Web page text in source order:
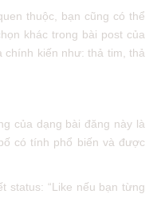
thuộc, bạn cũng có thể
khác trong bài post của
kiến như: thả tim, thả
của dạng bài đăng này là
có tính phổ biến và được
status: “Like nếu bạn từng